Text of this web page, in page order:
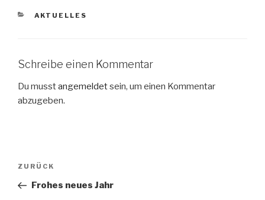
KATEGORIEN
AKTUELLES
Schreibe einen Kommentar
Du musstangemeldetsein, um einen Kommentar
abzugeben.
Beitragsnavigation
Vorheriger
Beitrag
ZURÜCK
Frohes neues Jahr